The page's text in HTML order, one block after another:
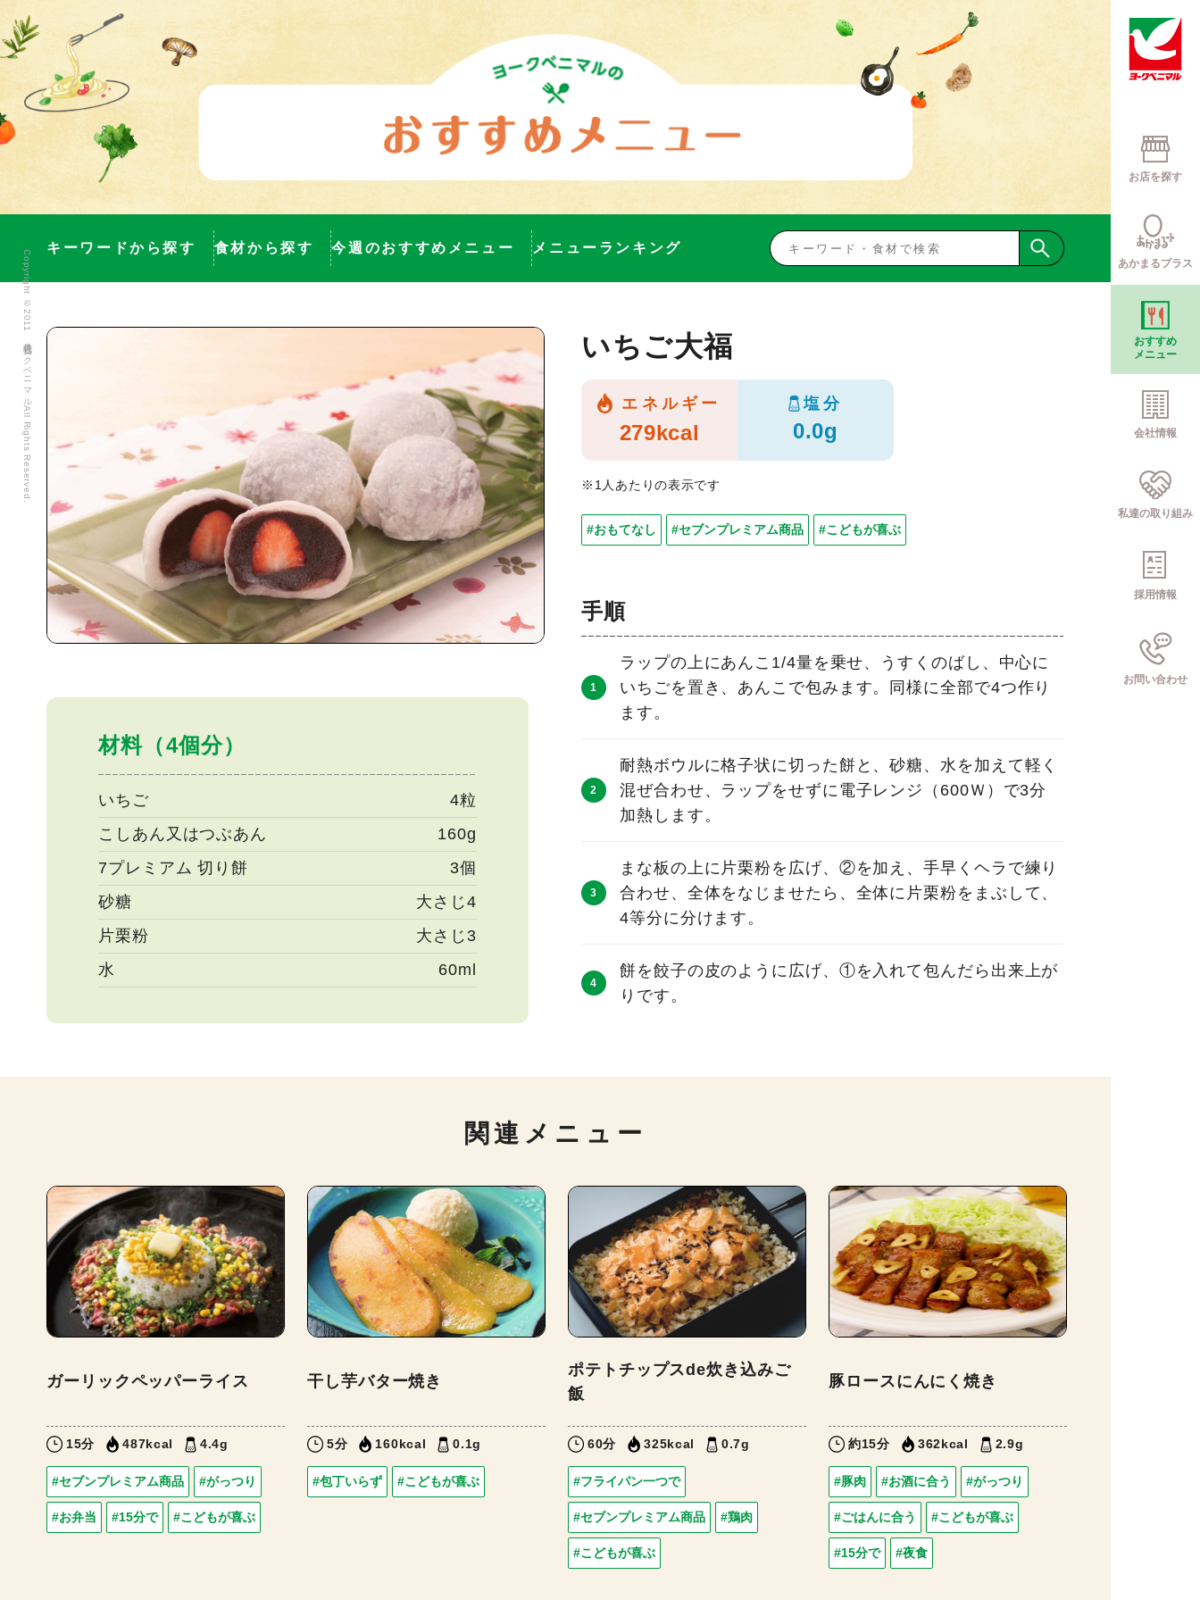
お店を探す
あかまるプラス
おすすめ
メニュー
会社情報
私達の取り組み
採用情報
お問い合わせ
キーワードから探す 食材から探す 今週のおすすめメニュー メニューランキング
材料（4個分）
いちご
4粒
こしあん又はつぶあん
160g
7プレミアム 切り餅
3個
砂糖
大さじ4
片栗粉
大さじ3
水
60ml
いちご大福
エネルギー
279kcal
塩分
0.0g
※1人あたりの表示です
#おもてなし #セブンプレミアム商品 #こどもが喜ぶ
手順
ラップの上にあんこ1/4量を乗せ、うすくのばし、中心に
いちごを置き、あんこで包みます。同様に全部で4つ作り
ます。
耐熱ボウルに格子状に切った餅と、砂糖、水を加えて軽く
混ぜ合わせ、ラップをせずに電子レンジ（600Ｗ）で3分
加熱します。
まな板の上に片栗粉を広げ、②を加え、手早くヘラで練り
合わせ、全体をなじませたら、全体に片栗粉をまぶして、
4等分に分けます。
餅を餃子の皮のように広げ、①を入れて包んだら出来上が
りです。
関連メニュー
ガーリックペッパーライス
15分 487kcal 4.4g
#セブンプレミアム商品 #がっつり
#お弁当 #15分で #こどもが喜ぶ
干し芋バター焼き
5分 160kcal 0.1g
#包丁いらず #こどもが喜ぶ
ポテトチップスde炊き込みご
飯
60分 325kcal 0.7g
#フライパン一つで
#セブンプレミアム商品 #鶏肉
#こどもが喜ぶ
豚ロースにんにく焼き
約15分 362kcal 2.9g
#豚肉 #お酒に合う #がっつり
#ごはんに合う #こどもが喜ぶ
#15分で #夜食
Copyright ©2011 株式会社ヨークベニマル All Rights Reserved.